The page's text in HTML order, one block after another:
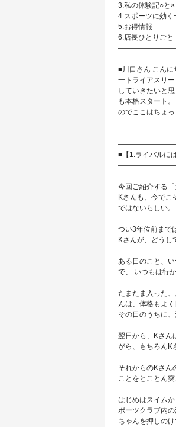
3.私の体験記○と×
4.スポーツに効く
5.お得情報
6.店長ひとりごと
■川口さん こんに
一トライアスリ
していきたいと
も本格スタート
のでここはちょ
■【1.ライバルに
今回ご紹介する
Kさんも、今でこ
ではないらしい。
つい3年位前まで
Kさんが、どうし
ある日のこと、
で、 いつもは行
たまたま入った
んは、体格もよ
その日のうちに
翌日から、Kさん
がら、もちろんK
それからのKさん
ことをとことん
はじめはスイム
ポーツクラブ内
ちゃんを押しの